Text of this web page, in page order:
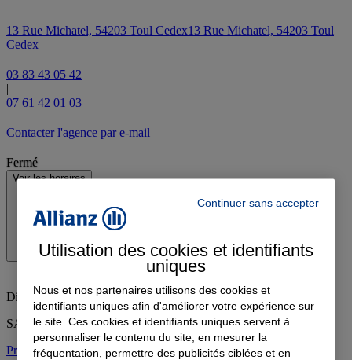
13 Rue Michatel, 54203 Toul Cedex13 Rue Michatel, 54203 Toul
Cedex
03 83 43 05 42
|
07 61 42 01 03
Contacter l'agence par e-mail
Fermé
Voir les horaires
Dimanche: Fermé
SAMEDI SUR RDV UNIQUEMENT
Prendre rendez-vous à l'agence
Continuer sans accepter
Utilisation des cookies et identifiants
uniques
Nous et nos partenaires utilisons des cookies et
identifiants uniques afin d'améliorer votre expérience sur
le site. Ces cookies et identifiants uniques servent à
personnaliser le contenu du site, en mesurer la
fréquentation, permettre des publicités ciblées et en